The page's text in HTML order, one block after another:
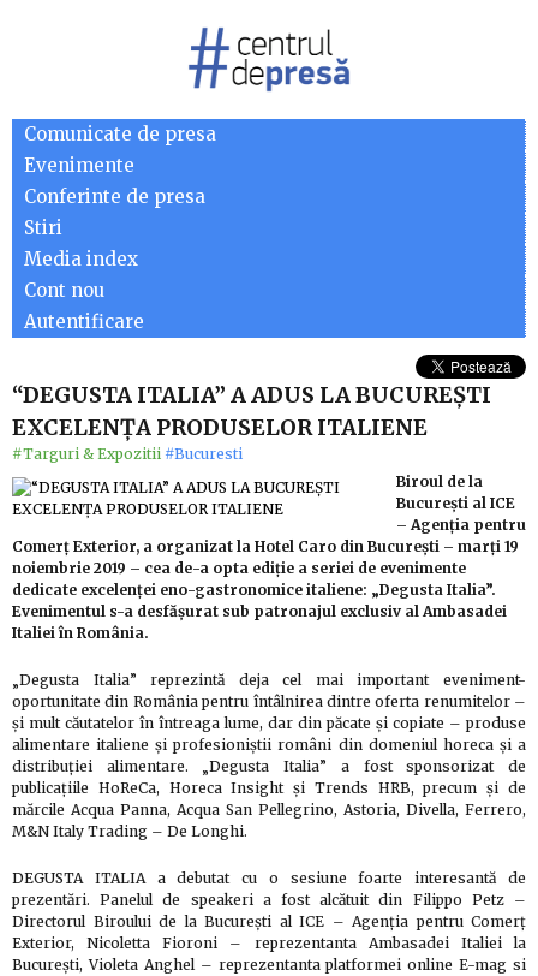
Comunicate de presa
Evenimente
Conferinte de presa
Stiri
Media index
Cont nou
Autentificare
“DEGUSTA ITALIA” A ADUS LA BUCUREȘTI
EXCELENȚA PRODUSELOR ITALIENE
#Targuri & Expozitii #Bucuresti
Biroul de la
București al ICE
– Agenția pentru
Comerț Exterior, a organizat la Hotel Caro din București – marți 19
noiembrie 2019 – cea de-a opta ediție a seriei de evenimente
dedicate excelenței eno-gastronomice italiene: „Degusta Italia”.
Evenimentul s-a desfășurat sub patronajul exclusiv al Ambasadei
Italiei în România.
„Degusta Italia” reprezintă deja cel mai important eveniment-
oportunitate din România pentru întâlnirea dintre oferta renumitelor –
și mult căutatelor în întreaga lume, dar din păcate și copiate – produse
alimentare italiene și profesioniștii români din domeniul horeca și a
distribuției alimentare. „Degusta Italia” a fost sponsorizat de
publicațiile HoReCa, Horeca Insight și Trends HRB, precum și de
mărcile Acqua Panna, Acqua San Pellegrino, Astoria, Divella, Ferrero,
M&N Italy Trading – De Longhi.
DEGUSTA ITALIA a debutat cu o sesiune foarte interesantă de
prezentări. Panelul de speakeri a fost alcătuit din Filippo Petz –
Directorul Biroului de la București al ICE – Agenția pentru Comerț
Exterior, Nicoletta Fioroni – reprezentanta Ambasadei Italiei la
București, Violeta Anghel – reprezentanta platformei online E-mag si